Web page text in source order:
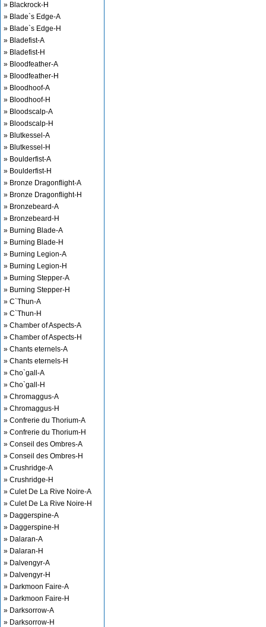
» Blackrock-H
» Blade`s Edge-A
» Blade`s Edge-H
» Bladefist-A
» Bladefist-H
» Bloodfeather-A
» Bloodfeather-H
» Bloodhoof-A
» Bloodhoof-H
» Bloodscalp-A
» Bloodscalp-H
» Blutkessel-A
» Blutkessel-H
» Boulderfist-A
» Boulderfist-H
» Bronze Dragonflight-A
» Bronze Dragonflight-H
» Bronzebeard-A
» Bronzebeard-H
» Burning Blade-A
» Burning Blade-H
» Burning Legion-A
» Burning Legion-H
» Burning Stepper-A
» Burning Stepper-H
» C`Thun-A
» C`Thun-H
» Chamber of Aspects-A
» Chamber of Aspects-H
» Chants eternels-A
» Chants eternels-H
» Cho`gall-A
» Cho`gall-H
» Chromaggus-A
» Chromaggus-H
» Confrerie du Thorium-A
» Confrerie du Thorium-H
» Conseil des Ombres-A
» Conseil des Ombres-H
» Crushridge-A
» Crushridge-H
» Culet De La Rive Noire-A
» Culet De La Rive Noire-H
» Daggerspine-A
» Daggerspine-H
» Dalaran-A
» Dalaran-H
» Dalvengyr-A
» Dalvengyr-H
» Darkmoon Faire-A
» Darkmoon Faire-H
» Darksorrow-A
» Darksorrow-H